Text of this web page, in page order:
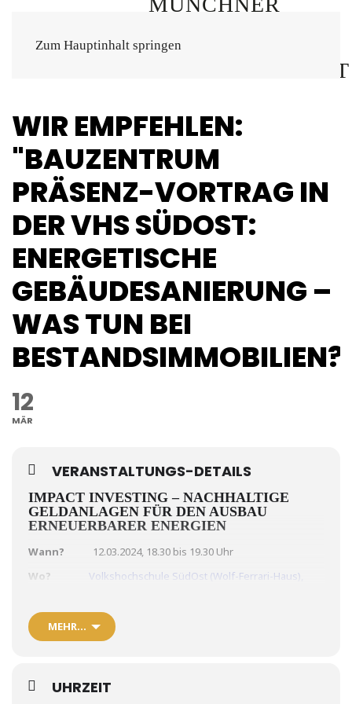
Zum Hauptinhalt springen
WIR EMPFEHLEN:
"BAUZENTRUM
PRÄSENZ-VORTRAG IN
DER VHS SÜDOST:
ENERGETISCHE
GEBÄUDESANIERUNG –
WAS TUN BEI
12
MÄR
VERANSTALTUNGS-DETAILS
IMPACT INVESTING – NACHHALTIGE
GELDANLAGEN FÜR DEN AUSBAU
ERNEUERBARER ENERGIEN
Wann? 12.03.2024, 18.30 bis 19.30 Uhr
Wo?
Volkshochschule SüdOst (Wolf-Ferrari-Haus),
Anmeldung?https://www.vhs-
suedost.de/service/kurssuche/kurs/Energetische+Gebaeude
sanierung+Was+tun+bei+BestandsimmobilienEUR/241-11780
MEHR…
UHRZEIT